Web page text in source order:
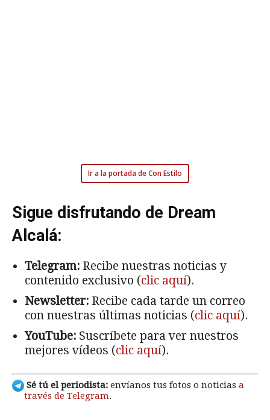
Ir a la portada de Con Estilo
Sigue disfrutando de Dream
Alcalá:
Telegram: Recibe nuestras noticias y
contenido exclusivo (clic aquí).
Newsletter: Recibe cada tarde un correo
con nuestras últimas noticias (clic aquí).
YouTube: Suscríbete para ver nuestros
mejores vídeos (clic aquí).
Sé tú el periodista: envíanos tus fotos o noticias a
través de Telegram.